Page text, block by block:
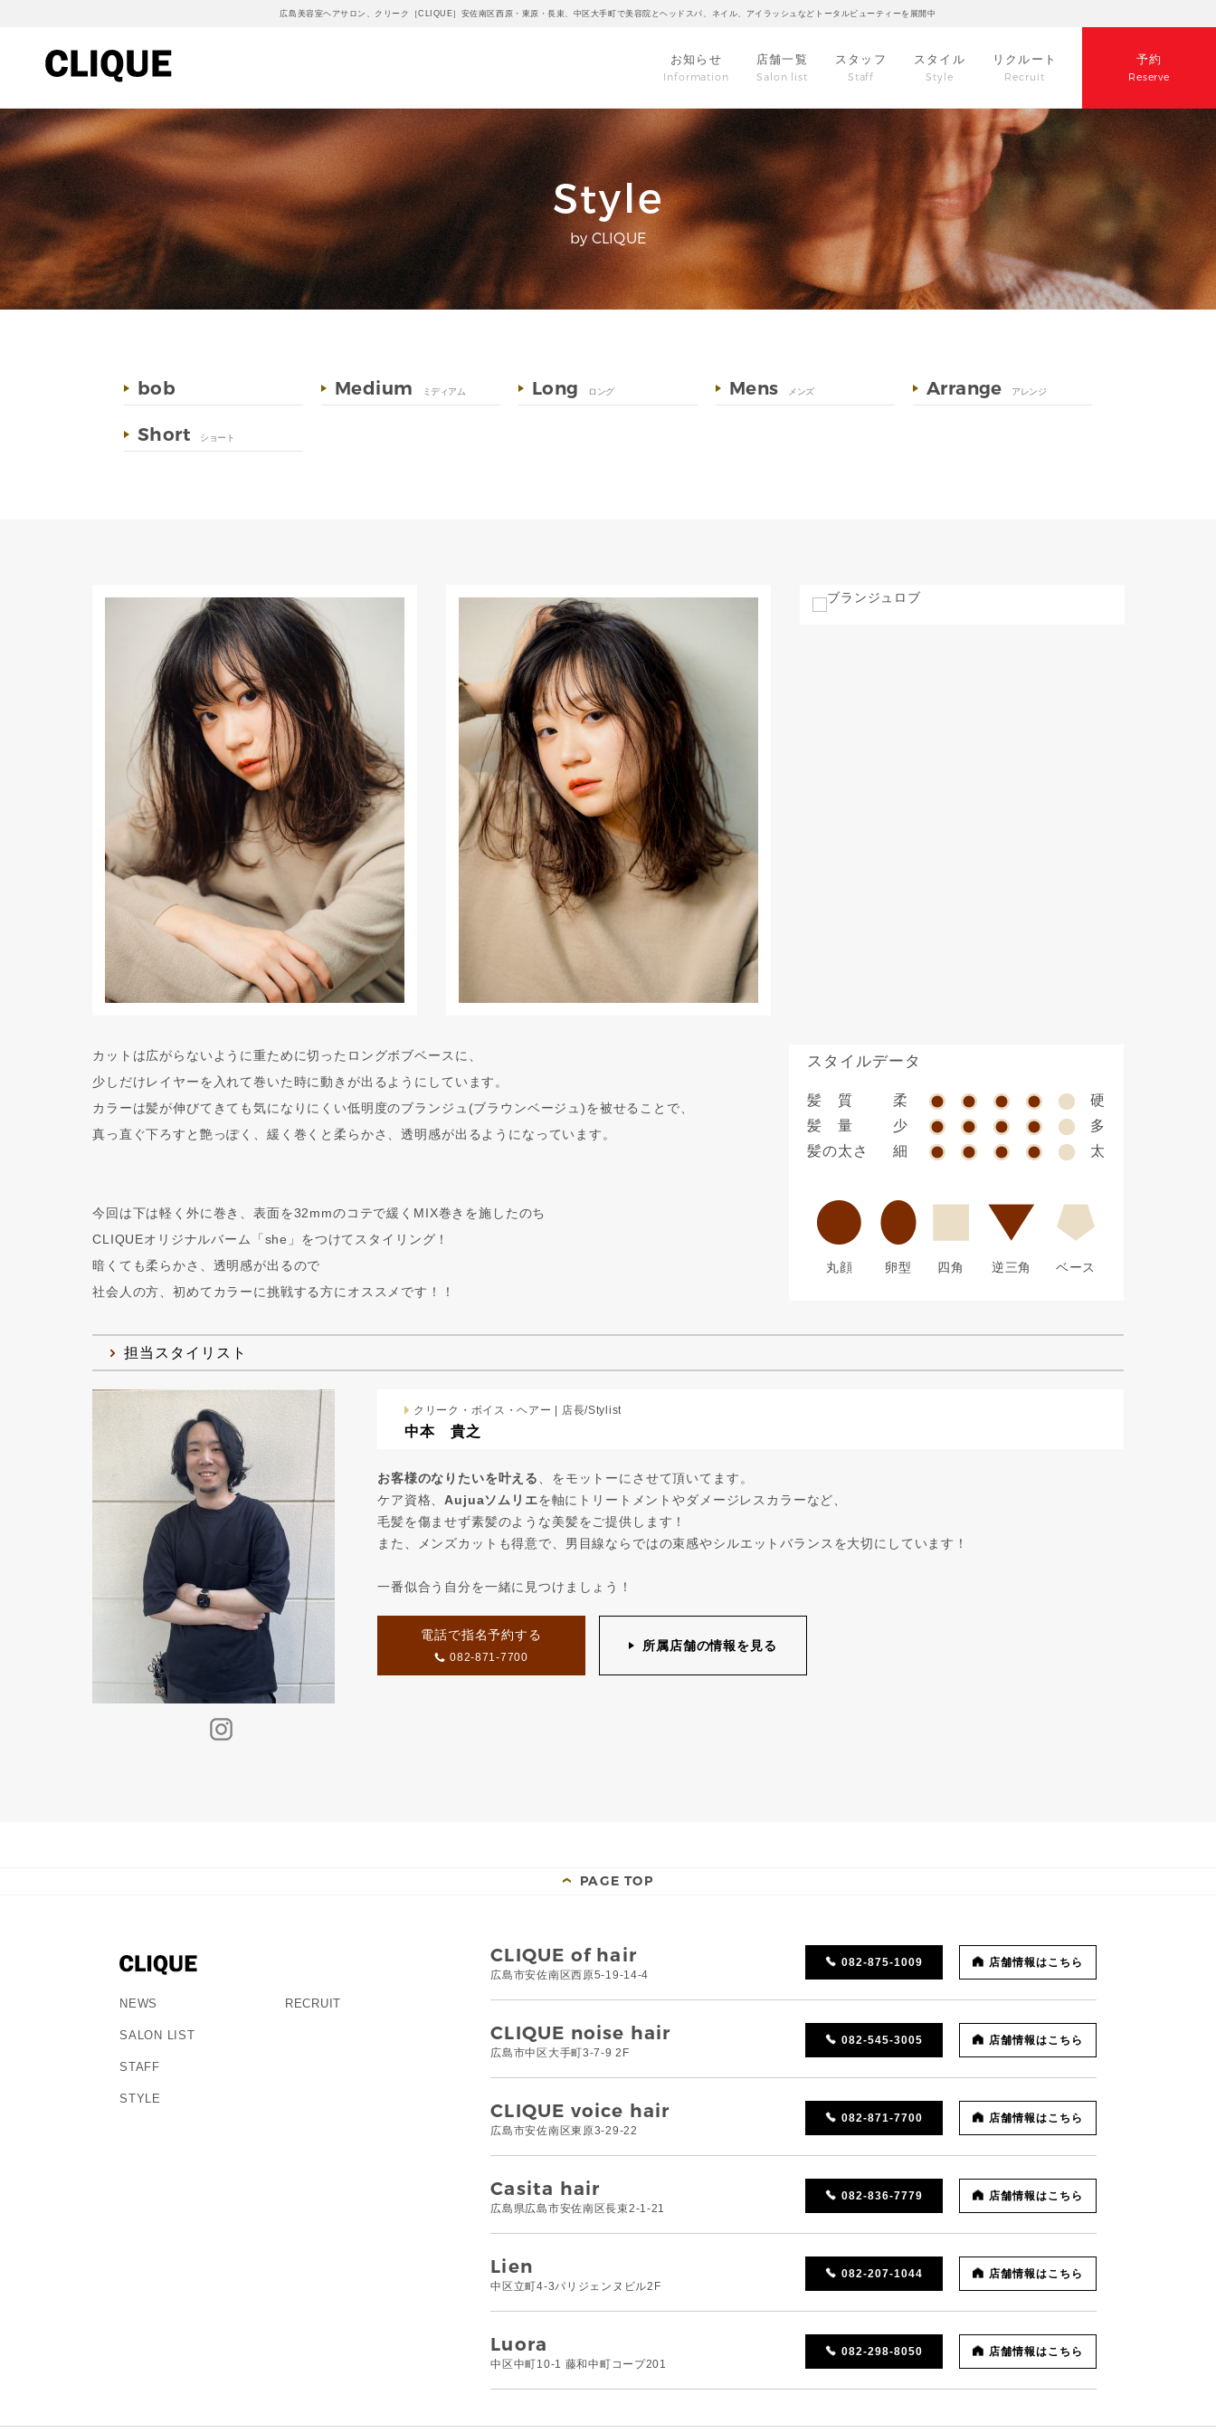
広島美容室ヘアサロン、クリーク［CLIQUE］安佐南区西原・東原・長束、中区大手町で美容院とヘッドスパ、ネイル、アイラッシュなどトータルビューティーを展開中
お知らせ
Information
店舗一覧
Salon list
スタッフ
Staff
スタイル
Style
リクルート
Recruit
予約
Reserve
Style
by CLIQUE
bob Medium ミディアム Long ロング Mens メンズ Arrange アレンジ
Short ショート
カットは広がらないように重ために切ったロングボブベースに、
少しだけレイヤーを入れて巻いた時に動きが出るようにしています。
カラーは髪が伸びてきても気になりにくい低明度のブランジュ(ブラウンベージュ)を被せることで、
真っ直ぐ下ろすと艶っぽく、緩く巻くと柔らかさ、透明感が出るようになっています。
今回は下は軽く外に巻き、表面を32mmのコテで緩くMIX巻きを施したのち
CLIQUEオリジナルバーム「she」をつけてスタイリング！
暗くても柔らかさ、透明感が出るので
社会人の方、初めてカラーに挑戦する方にオススメです！！
スタイルデータ
髪 質 柔
硬
髪 量
少
多
髪の太さ
細 太
丸顔 卵型 四角 逆三角 ベース
担当スタイリスト
クリーク・ボイス・ヘアー | 店長/Stylist
中本 貴之
お客様のなりたいを叶える
、をモットーにさせて頂いてます。
ケア資格、 Aujuaソムリエを軸にトリートメントやダメージレスカラーなど、
毛髪を傷ませず素髪のような美髪をご提供します！
また、メンズカットも得意で、男目線ならではの束感やシルエットバランスを大切にしています！
一番似合う自分を一緒に見つけましょう！
電話で指名予約する
082-871-7700
所属店舗の情報を見る
PAGE TOP
NEWS
SALON LIST
STAFF
STYLE
RECRUIT
CLIQUE of hair
広島市安佐南区西原5-19-14-4
082-875-1009 店舗情報はこちら
CLIQUE noise hair
広島市中区大手町3-7-9 2F
082-545-3005 店舗情報はこちら
CLIQUE voice hair
広島市安佐南区東原3-29-22
082-871-7700 店舗情報はこちら
Casita hair
広島県広島市安佐南区長束2-1-21
082-836-7779 店舗情報はこちら
Lien
中区立町4-3パリジェンヌビル2F
082-207-1044 店舗情報はこちら
Luora
中区中町10-1 藤和中町コープ201
082-298-8050 店舗情報はこちら